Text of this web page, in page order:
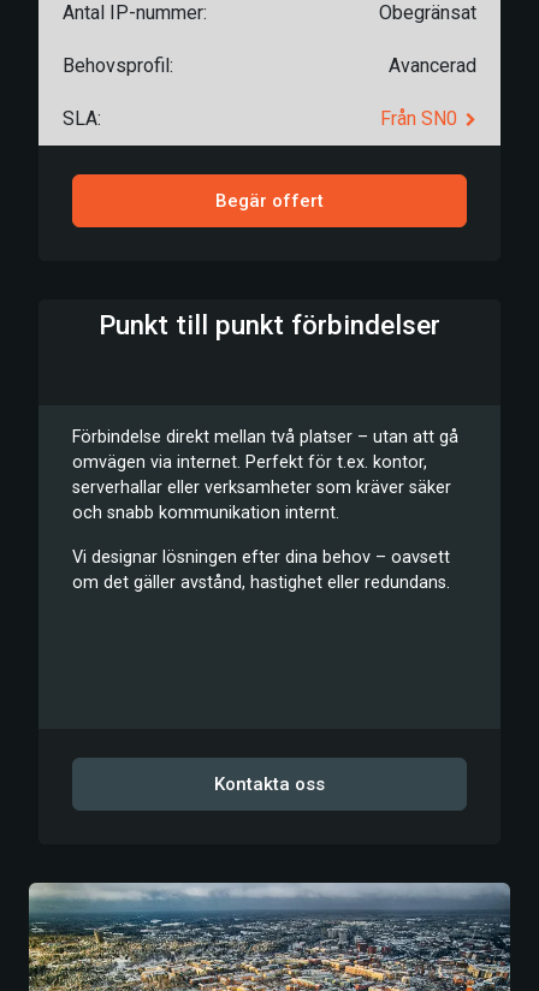
Antal IP-nummer: Obegränsat
Behovsprofil: Avancerad
SLA: Från SN0
Begär offert
Punkt till punkt förbindelser
Förbindelse direkt mellan två platser – utan att gå
omvägen via internet. Perfekt för t.ex. kontor,
serverhallar eller verksamheter som kräver säker
och snabb kommunikation internt.
Vi designar lösningen efter dina behov – oavsett
om det gäller avstånd, hastighet eller redundans.
Kontakta oss